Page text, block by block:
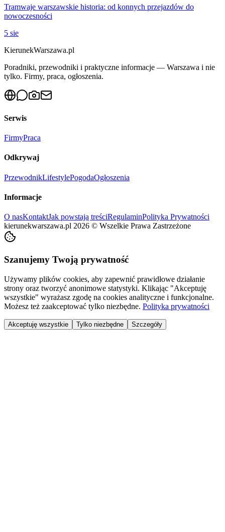
Tramwaje warszawskie historia: od konnych przejazdów do
nowoczesności
5 sie
KierunekWarszawa.pl
Poradniki, przewodniki i praktyczne informacje — Warszawa i nie
tylko. Firmy, praca, ogłoszenia.
Serwis
FirmyPraca
Odkrywaj
PrzewodnikLifestylePogodaOgłoszenia
Informacje
O nasKontaktJak powstają treściRegulaminPolityka Prywatności
kierunekwarszawa.pl 2026 © Wszelkie Prawa Zastrzeżone
Szanujemy Twoją prywatność
Używamy plików cookies, aby zapewnić prawidłowe działanie
strony oraz tworzyć anonimowe statystyki. Klikając "Akceptuję
wszystkie" wyrażasz zgodę na cookies analityczne i funkcjonalne.
Możesz też zaakceptować tylko niezbędne. Polityka prywatności
Akceptuję wszystkie Tylko niezbędne Szczegóły